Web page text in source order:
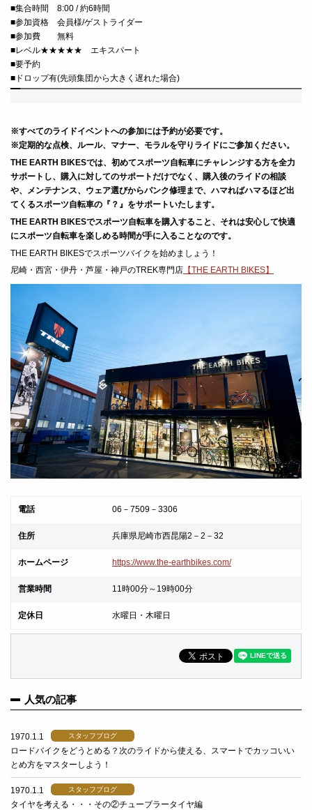
■集合時間 8:00 / 約6時間
■参加資格 会員様/ゲストライダー
■参加費 無料
■レベル★★★★★ エキスパート
■要予約
■ドロップ有(先頭集団から大きく遅れた場合)
※すべてのライドイベントへの参加には予約が必要です。
※定期的な点検、ルール、マナー、モラルを守りライドにご参加ください。
THE EARTH BIKESでは、初めてスポーツ自転車にチャレンジする方を全力
サポートし、 購入に対してのサポートだけでなく、購入後のライドの相談
や、メンテナンス、ウェア選びからパンク修理まで、ハマればハマるほど出
てくるスポーツ自転車の『？』をサポートいたします。
THE EARTH BIKESでスポーツ自転車を購入すること、それは安心して快適
にスポーツ自転車を楽しめる時間が手に入ることなのです。
THE EARTH BIKESでスポーツバイクを始めましょう！
尼崎・西宮・伊丹・芦屋・神戸のTREK専門店 【THE EARTH BIKES】
電話 06－7509－3306
住所 兵庫県尼崎市西昆陽2－2－32
ホームページ https://www.the-earthbikes.com/
営業時間 11時00分～19時00分
定休日 水曜日・木曜日
人気の記事
1970.1.1 スタッフブログ
ロードバイクをどうとめる？次のライドから使える、スマートでカッコいい
とめ方をマスターしよう！
1970.1.1 スタッフブログ
タイヤを考える・・・その②チューブラータイヤ編